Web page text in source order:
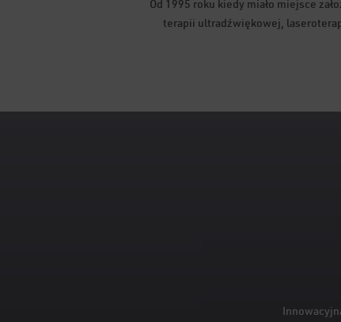
Od 1995 roku kiedy miało miejsce
terapii ultradźwiękowej,